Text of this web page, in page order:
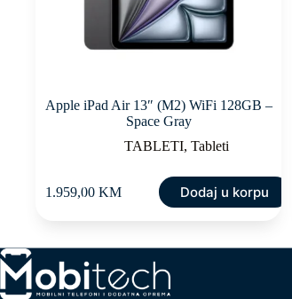
Apple iPad Air 13″ (M2) WiFi 128GB –
Space Gray
TABLETI, Tableti
1.959,00KM Dodaj u korpu